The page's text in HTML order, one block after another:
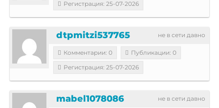
Регистрация: 25-07-2026
не в сети давно
dtpmitzi537765
Комментарии: 0
Публикации: 0
Регистрация: 25-07-2026
не в сети давно
mabel1078086